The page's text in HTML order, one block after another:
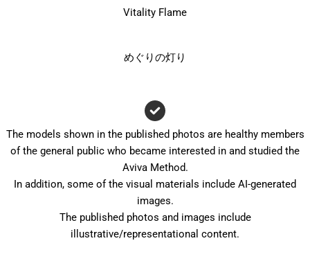
Vitality Flame
めぐりの灯り
The models shown in the published photos are healthy members
of the general public who became interested in and studied the
Aviva Method.
In addition, some of the visual materials include AI-generated
images.
The published photos and images include
illustrative/representational content.